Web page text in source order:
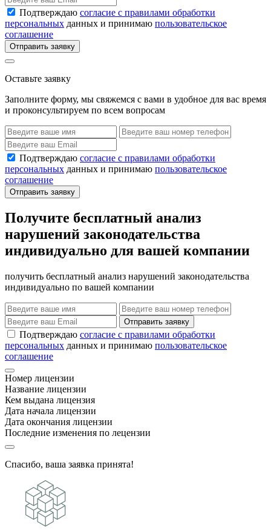
Подтверждаю согласие с правилами обработки
персональных данных и принимаю пользовательское
соглашение
Отправить заявку
Оставьте заявку
Заполните форму, мы свяжемся с вами в удобное для вас время
и проконсультируем по всем вопросам
Подтверждаю согласие с правилами обработки
персональных данных и принимаю пользовательское
соглашение
Отправить заявку
Получите бесплатный анализ
нарушений законодательства
индивидуально для вашей компании
получить бесплатный анализ нарушений законодательства
индивидуально по вашей компании
Отправить заявку
Подтверждаю согласие с правилами обработки
персональных данных и принимаю пользовательское
соглашение
Номер лицензии
Название лицензии
Кем выдана лицензия
Дата начала лицензии
Дата окончания лицензии
Последние изменения по лецензии
Спасибо, ваша заявка принята!